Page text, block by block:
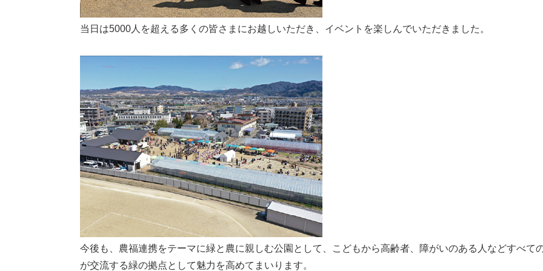
当日は5000人を超える多くの皆さまにお越しいただき、イベントを楽しんでいただきました。
今後も、農福連携をテーマに緑と農に親しむ公園として、こどもから高齢者、障がいのある人などすべて
が交流する緑の拠点として魅⼒を高めてまいります。